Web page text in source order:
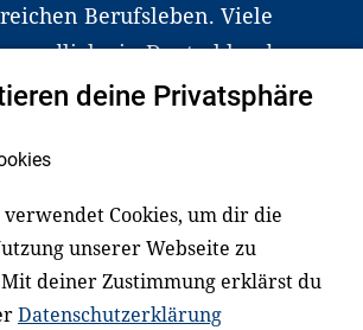
Berufsleben. Viele
in Deutschland
Schwierigkeiten dabei.
an Erzieher*innen,
und andere
Dafür arbeiten wir eng
wissenschaftlichen
Verbänden, Unternehmen
deine Privatsphäre
verwendet Cookies, um dir die
unserer Webseite zu
deiner Zustimmung erklärst du
Datenschutzerklärung